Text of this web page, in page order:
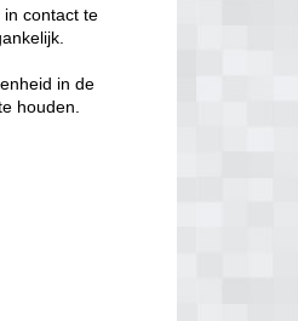
in contact te
in de
houden.